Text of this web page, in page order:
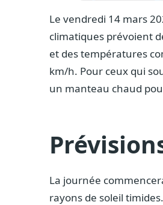
Le vendredi 14 mars
climatiques prévoient
et des températures
km/h. Pour ceux qui
un manteau chaud
La journée
rayons de soleil timides.